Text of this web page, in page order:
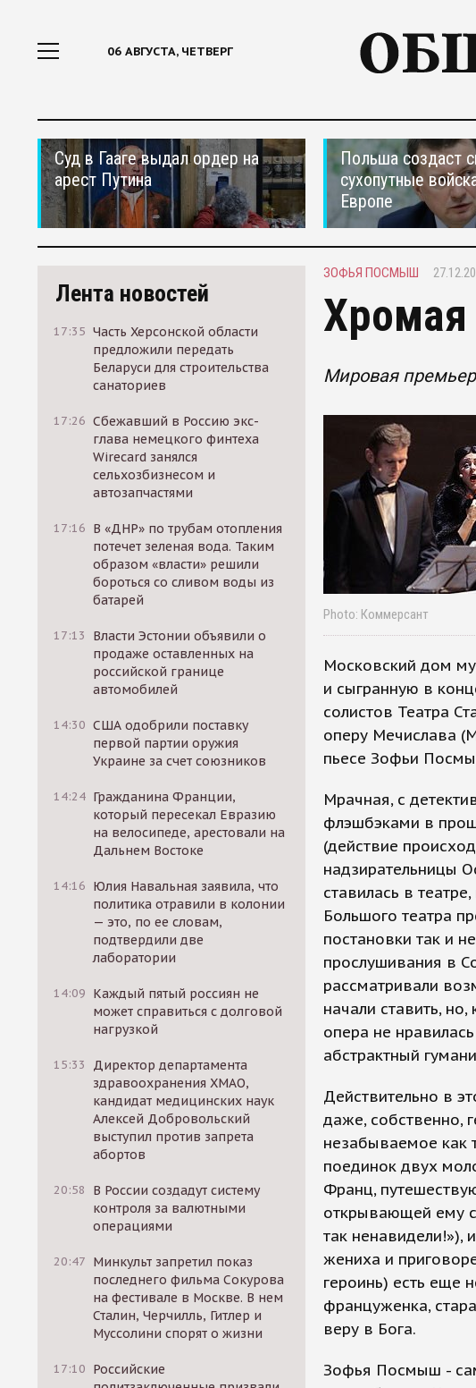
06 АВГУСТА, ЧЕТВЕРГ
Суд в Гааге выдал ордер на
арест Путина
Польша создаст
сухопутные
Европе
Лента новостей
17:35 Часть Херсонской области
предложили передать
Беларуси для строительства
санаториев
17:26 Сбежавший в Россию экс-
глава немецкого финтеха
Wirecard занялся
сельхозбизнесом и
автозапчастями
17:16 В «ДНР» по трубам отопления
потечет зеленая вода. Таким
образом «власти» решили
бороться со сливом воды из
батарей
17:13
Власти Эстонии объявили о
продаже оставленных на
российской границе
автомобилей
14:30 США одобрили поставку
первой партии оружия
Украине за счет союзников
14:24 Гражданина Франции,
который пересекал Евразию
на велосипеде, арестовали на
Дальнем Востоке
14:16 Юлия Навальная заявила, что
политика отравили в колонии
— это, по ее словам,
подтвердили две
лаборатории
14:09 Каждый пятый россиян не
может справиться с долговой
нагрузкой
15:33
Директор департамента
здравоохранения ХМАО,
кандидат медицинских наук
Алексей Добровольский
выступил против запрета
абортов
20:58
В России создадут систему
контроля за валютными
операциями
20:47 Минкульт запретил показ
последнего фильма Сокурова
на фестивале в Москве. В нем
Сталин, Черчилль, Гитлер и
Муссолини спорят о жизни
17:10 Российские
ЗОФЬЯ ПОСМЫШ
Хромая
Мировая
Photo: Коммерсант
Московский дом
и сыгранную в
солистов Театра
оперу Мечислава
пьесе Зофьи
Мрачная, с
флэшбэками в
(действие
надзирательницы
ставилась в
Большого театра
постановки так и
прослушивания в
рассматривали
начали ставить,
опера не
абстрактный
Действительно в
даже, собственно,
незабываемое как
поединок двух
Франц,
открывающей ему
так ненавидели!»),
жениха и
героинь) есть еще
француженка,
веру в Бога.
Зофья Посмыш -